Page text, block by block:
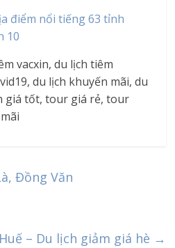
điểm nổi tiếng 63 tỉnh
10
vacxin, du lịch tiêm
du lịch khuyến mãi, du
giá tốt, tour giá rẻ, tour
Đồng Văn
– Du lịch giảm giá hè →